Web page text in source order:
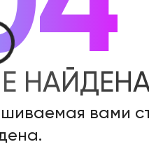
вами